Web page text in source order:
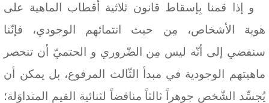
و إذا قمنا بِإسقاط قانون ثلاثية أقطاب الماهية على
هوية الأشخاص، مِن حيث انتمائهم الوجودي، فإنّنا
سنفضي إلى أنّه ليس مِن الضّروري و الحتميّ أن تنحصر
ماهيتهم الوجودية في مبدأ الثّالث المرفوع، بل يمكن أن
يُجسِّد الشّخص جوهراً ثالثاً مناقضاً لثنائية القيم المتداوَلة؛